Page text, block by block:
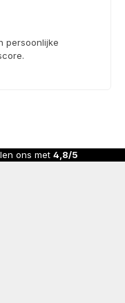
persoonlijke
met4,8/5